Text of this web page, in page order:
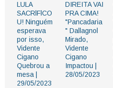
LULA
SACRlFlCO
U! Ninguém
esperava
por isso,
Vidente
Cigano
Quebrou a
mesa |
29/05/2023
DIREITA VAI
PRA CIMA!
"Pancadaria
" Dallagnol
Mirado,
Vidente
Cigano
Impactou |
28/05/2023